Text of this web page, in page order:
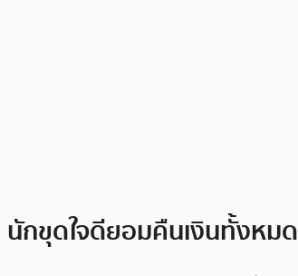
นักขุดใจดียอมคืนเงินทั้งหมด